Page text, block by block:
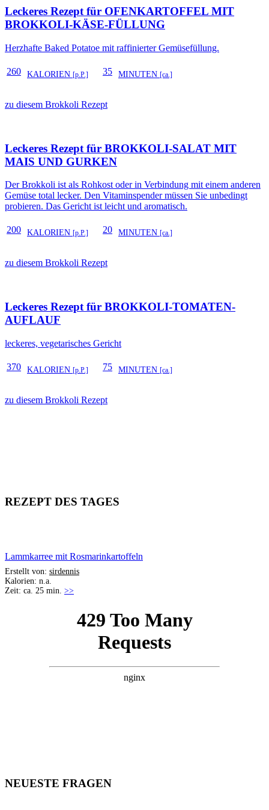
Leckeres Rezept für OFENKARTOFFEL MIT
BROKKOLI-KÄSE-FÜLLUNG
Herzhafte Baked Potatoe mit raffinierter Gemüsefüllung.
260 KALORIEN [p.P.] 35 MINUTEN [ca.]
zu diesem Brokkoli Rezept
Leckeres Rezept für BROKKOLI-SALAT MIT
MAIS UND GURKEN
Der Brokkoli ist als Rohkost oder in Verbindung mit einem anderen
Gemüse total lecker. Den Vitaminspender müssen Sie unbedingt
probieren. Das Gericht ist leicht und aromatisch.
200 KALORIEN [p.P.] 20 MINUTEN [ca.]
zu diesem Brokkoli Rezept
Leckeres Rezept für BROKKOLI-TOMATEN-
AUFLAUF
leckeres, vegetarisches Gericht
370 KALORIEN [p.P.] 75 MINUTEN [ca.]
zu diesem Brokkoli Rezept
REZEPT DES TAGES
Lammkarree mit Rosmarinkartoffeln
Erstellt von: sirdennis
Kalorien: n.a.
Zeit: ca. 25 min. >>
NEUESTE FRAGEN